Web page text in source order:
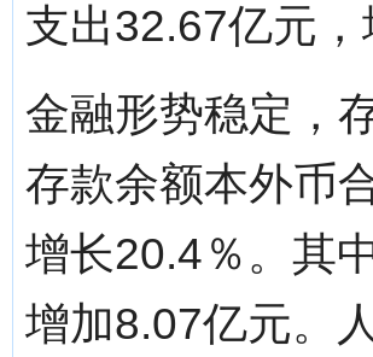
支出32.67亿元
金融形势稳定，
存款余额本外币
增长20.4％。其
增加8.07亿元。